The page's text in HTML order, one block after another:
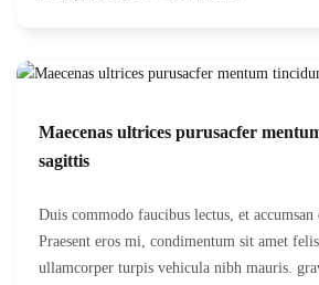
Maecenas ultrices purusacfer
sagittis
Duis commodo faucibus lectus, et accumsan
Praesent eros mi, condimentum sit amet
ullamcorper turpis vehicula nibh mauris.